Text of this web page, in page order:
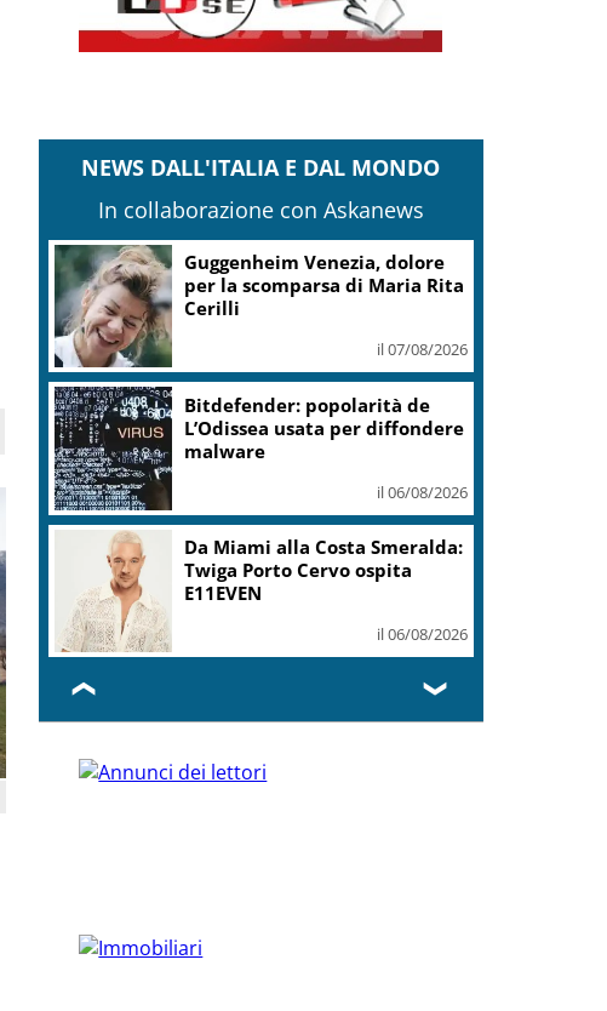
NEWS DALL'ITALIA E DAL MONDO
In collaborazione con Askanews
Guggenheim Venezia, dolore
per la scomparsa di Maria Rita
Cerilli
il 07/08/2026
Bitdefender: popolarità de
L’Odissea usata per diffondere
malware
il 06/08/2026
Da Miami alla Costa Smeralda:
Twiga Porto Cervo ospita
E11EVEN
il 06/08/2026
❮ ❯